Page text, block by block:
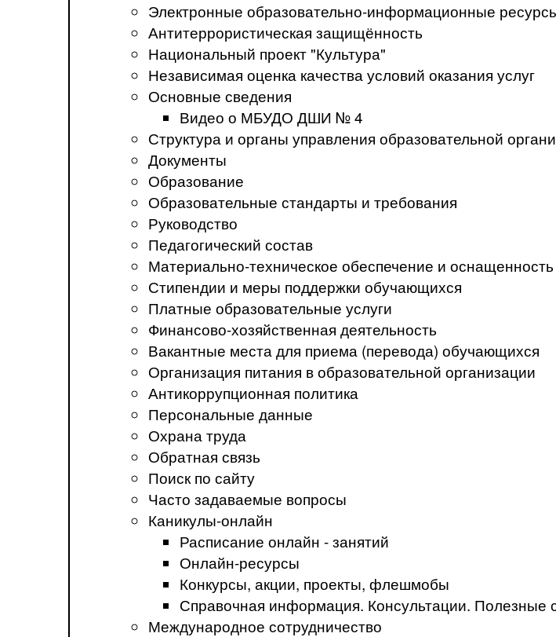
Электронные образовательно-информационные
Антитеррористическая защищённость
Национальный проект "Культура"
Независимая оценка качества условий оказания услуг
Основные сведения
Видео о МБУДО ДШИ № 4
Структура и органы управления образовательной
Документы
Образование
Образовательные стандарты и требования
Руководство
Педагогический состав
Материально-техническое обеспечение и
Стипендии и меры поддержки обучающихся
Платные образовательные услуги
Финансово-хозяйственная деятельность
Вакантные места для приема (перевода) обучающихся
Организация питания в образовательной организации
Антикоррупционная политика
Персональные данные
Охрана труда
Обратная связь
Поиск по сайту
Часто задаваемые вопросы
Каникулы-онлайн
Расписание онлайн - занятий
Онлайн-ресурсы
Конкурсы, акции, проекты, флешмобы
Справочная информация. Консультации. Полезные
Международное сотрудничество